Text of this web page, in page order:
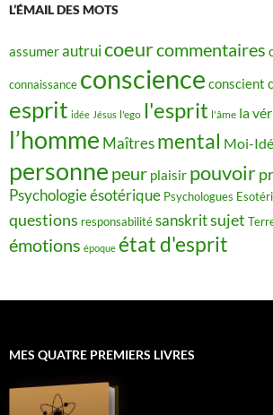
L’ÉMAIL DES MOTS
assumerautruicoeurcommentaires
connaissance conscience conscient
esprit idée Jésus l'ego l'esprit l'âme la
l’homme Maîtres mental Moi-
personne peur plaisir pouvoir
Psychologie ésotérique Psychologues
questions responsabilitésanskritsujet
émotions époque état d'esprit
MES QUATRE PREMIERS LIVRES